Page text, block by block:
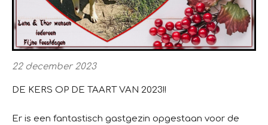
22 december 2023
DE KERS OP DE TAART VAN 2023!!
Er is een fantastisch gastgezin opgestaan voor de